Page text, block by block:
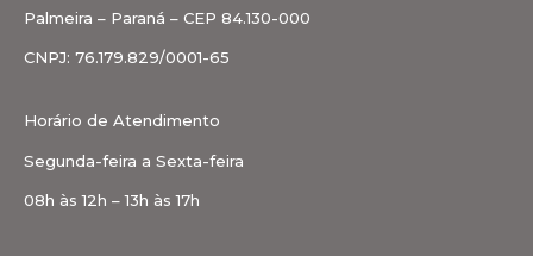
Palmeira – Paraná – CEP 84.130-000
CNPJ: 76.179.829/0001-65
Horário de Atendimento
Segunda-feira a Sexta-feira
08h às 12h – 13h às 17h